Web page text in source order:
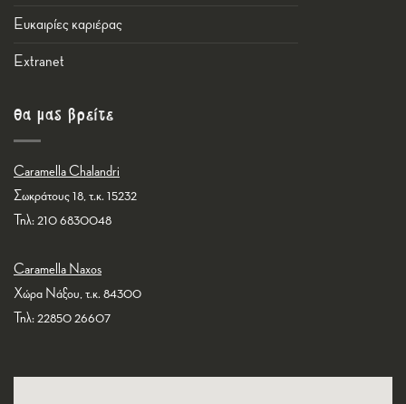
Ευκαιρίες καριέρας
Εxtranet
Θα μας βρείτε
Caramella Chalandri
Σωκράτους 18, τ.κ. 15232
Τηλ: 210 6830048
Caramella Naxos
Χώρα Νάξου, τ.κ. 84300
Τηλ: 22850 26607